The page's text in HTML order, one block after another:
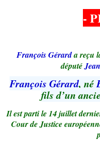
-
François Gérarda reçu
député
François Gérard, né
fils d’un
Il est parti le 14 juillet
Cour de Justice